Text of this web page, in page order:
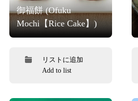
御福餅 (Ofuku
Mochi【Rice Cake】)
リストに追加
Add to list